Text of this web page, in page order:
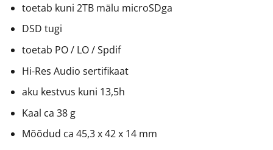
toetab kuni 2TB mälu microSDga
DSD tugi
toetab PO / LO / Spdif
Hi-Res Audio sertifikaat
aku kestvus kuni 13,5h
Kaal ca 38 g
Mõõdud ca 45,3 x 42 x 14 mm